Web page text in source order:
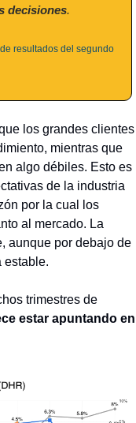
decisiones.
resultados del segundo
los grandes clientes
mientras que
algo débiles. Esto es
de la industria
por la cual los
al mercado. La
aunque por debajo de
estable.
trimestres de
estar apuntando en